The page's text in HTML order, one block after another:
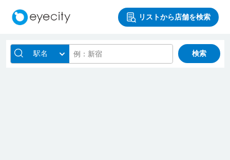
リストから店舗を検索
駅名 検索